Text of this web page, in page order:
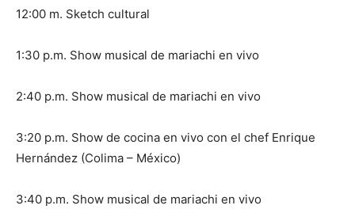
12:00 m. Sketch cultural
1:30 p.m. Show musical de mariachi en vivo
2:40 p.m. Show musical de mariachi en vivo
3:20 p.m. Show de cocina en vivo con el chef Enrique
Hernández (Colima – México)
3:40 p.m. Show musical de mariachi en vivo